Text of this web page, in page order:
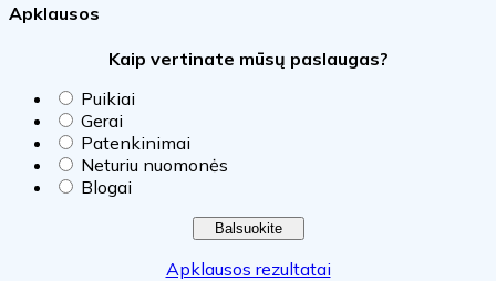
Apklausos
Kaip vertinate mūsų paslaugas?
Puikiai
Gerai
Patenkinimai
Neturiu nuomonės
Blogai
Apklausos rezultatai